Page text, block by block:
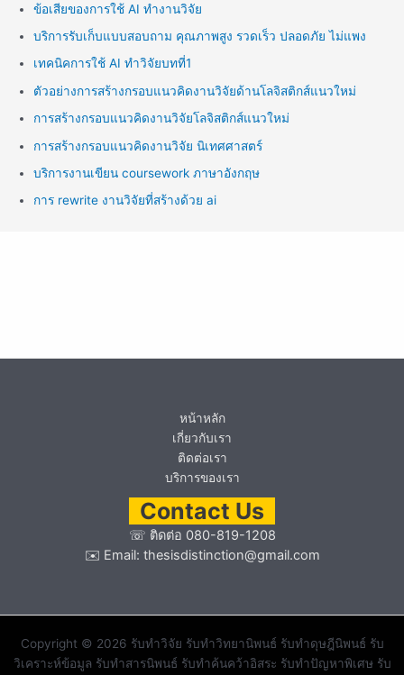
ข้อเสียของการใช้ AI ทำงานวิจัย
บริการรับเก็บแบบสอบถาม คุณภาพสูง รวดเร็ว ปลอดภัย ไม่แพง
เทคนิคการใช้ AI ทำวิจัยบทที่1
ตัวอย่างการสร้างกรอบแนวคิดงานวิจัยด้านโลจิสติกส์แนวใหม่
การสร้างกรอบแนวคิดงานวิจัยโลจิสติกส์แนวใหม่
การสร้างกรอบแนวคิดงานวิจัย นิเทศศาสตร์
บริการงานเขียน coursework ภาษาอังกฤษ
การ rewrite งานวิจัยที่สร้างด้วย ai
หน้าหลัก
เกี่ยวกับเรา
ติดต่อเรา
บริการของเรา
Contact Us
☏ ติดต่อ 080-819-1208
✉️ Email: thesisdistinction@gmail.com
Copyright © 2026 รับทำวิจัย รับทำวิทยานิพนธ์ รับทำดุษฎีนิพนธ์ รับ
วิเคราะห์ข้อมูล รับทำสารนิพนธ์ รับทำค้นคว้าอิสระ รับทำปัญหาพิเศษ รับ